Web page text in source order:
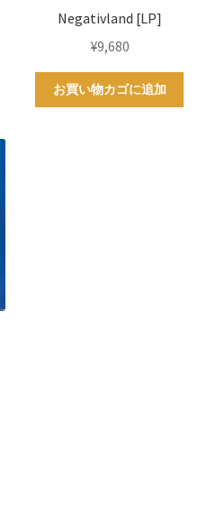
Negativland [LP]
¥9,680
お買い物カゴに追加